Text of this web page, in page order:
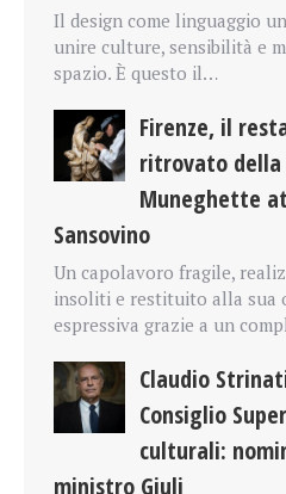
Il design come linguaggio
unire culture, sensibilità e
spazio. È questo il…
Firenze, il
ritrovato della
Muneghette
Sansovino
Un capolavoro fragile,
insoliti e restituito alla sua
espressiva grazie a un
Claudio
Consiglio
culturali:
ministro Giuli